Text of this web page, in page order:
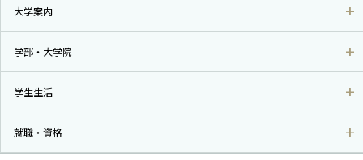
大学案内
学部・大学院
学生生活
就職・資格